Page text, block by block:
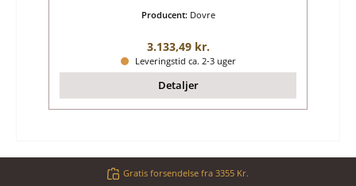
Producent: Dovre
Almindelig pris:
3.133,49 kr.
Leveringstid ca. 2-3 uger
Detaljer
Gratis forsendelse fra 3355 Kr.